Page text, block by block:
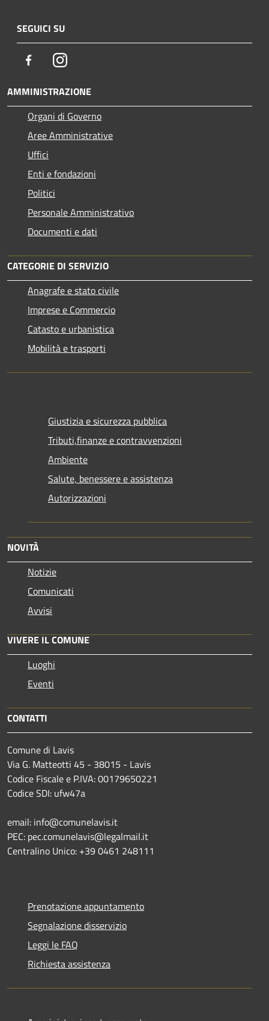
SEGUICI SU
FacebookInstagram
AMMINISTRAZIONE
Organi di Governo
Aree Amministrative
Uffici
Enti e fondazioni
Politici
Personale Amministrativo
Documenti e dati
CATEGORIE DI SERVIZIO
Anagrafe e stato civile
Imprese e Commercio
Catasto e urbanistica
Mobilità e trasporti
Giustizia e sicurezza pubblica
Tributi,finanze e contravvenzioni
Ambiente
Salute, benessere e assistenza
Autorizzazioni
NOVITÀ
Notizie
Comunicati
Avvisi
VIVERE IL COMUNE
Luoghi
Eventi
CONTATTI
Comune di Lavis
Via G. Matteotti 45 - 38015 - Lavis
Codice Fiscale e P.IVA: 00179650221
Codice SDI: ufw47a
email: info@comunelavis.it
PEC: pec.comunelavis@legalmail.it
Centralino Unico: +39 0461 248111
Prenotazione appuntamento
Segnalazione disservizio
Leggi le FAQ
Richiesta assistenza